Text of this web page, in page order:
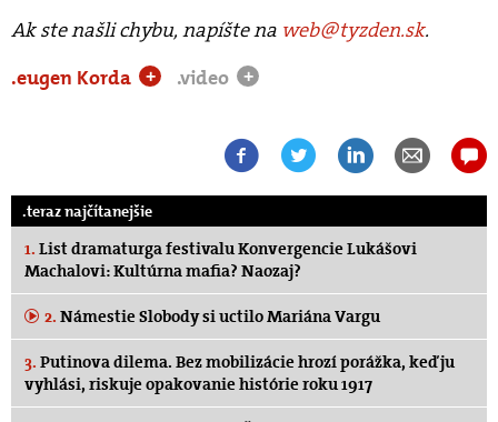
Ak ste našli chybu, napíšte na web@tyzden.sk.
.eugen Korda
+ .video +
.teraz najčítanejšie
1. List dramaturga festivalu Konvergencie Lukášovi
Machalovi: Kultúrna mafia? Naozaj?
2. Námestie Slobody si uctilo Mariána Vargu
3. Putinova dilema. Bez mobilizácie hrozí porážka, keď ju
vyhlási, riskuje opakovanie histórie roku 1917